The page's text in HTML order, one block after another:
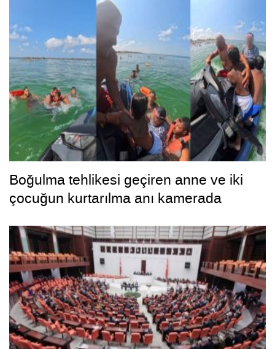
Boğulma tehlikesi geçiren anne ve iki
çocuğun kurtarılma anı kamerada